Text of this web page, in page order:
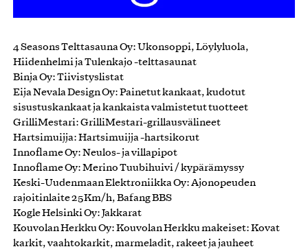
4 Seasons Telttasauna Oy: Ukonsoppi, Löylyluola,
Hiidenhelmi ja Tulenkajo -telttasaunat
Binja Oy: Tiivistyslistat
Eija Nevala Design Oy: Painetut kankaat, kudotut
sisustuskankaat ja kankaista valmistetut tuotteet
GrilliMestari: GrilliMestari-grillausvälineet
Hartsimuijja: Hartsimuijja -hartsikorut
Innoflame Oy: Neulos- ja villapipot
Innoflame Oy: Merino Tuubihuivi / kypärämyssy
Keski-Uudenmaan Elektroniikka Oy: Ajonopeuden
rajoitinlaite 25Km/h, Bafang BBS
Kogle Helsinki Oy: Jakkarat
Kouvolan Herkku Oy: Kouvolan Herkku makeiset: Kovat
karkit, vaahtokarkit, marmeladit, rakeet ja jauheet